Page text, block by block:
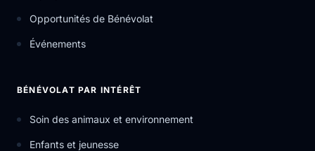
Opportunités de Bénévolat
Événements
BÉNÉVOLAT PAR INTÉRÊT
Soin des animaux et environnement
Enfants et jeunesse